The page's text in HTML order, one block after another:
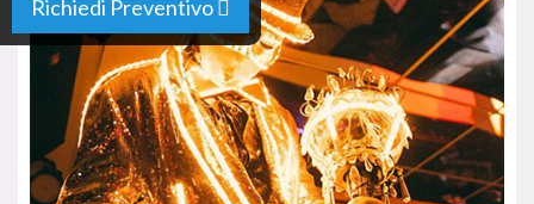
Richiedi Preventivo